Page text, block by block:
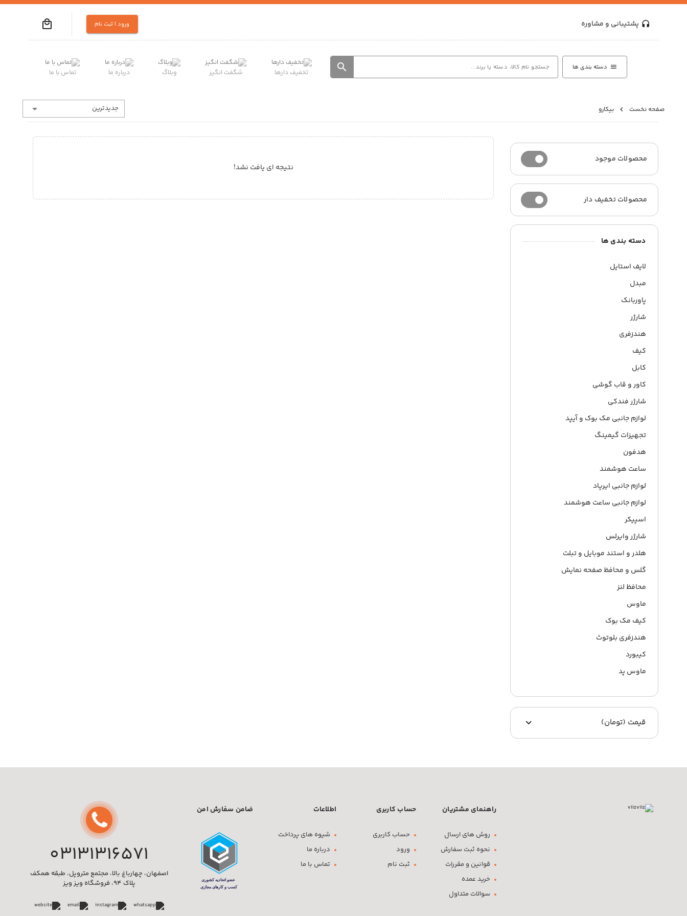
پشتیبانی و مشاوره ورود | ثبت نام
دسته بندی ها
تخفیف دارها شگفت انگیز وبلاگ درباره ما تماس با ما
صفحه نخست بیکارو جدیدترین
محصولات موجود
محصولات تخفیف دار
دسته بندی ها
لایف استایل
مبدل
پاوربانک
شارژر
هندزفری
کیف
کابل
کاور و قاب گوشی
شارژر فندکی
لوازم جانبی مک بوک و آیپد
تجهیزات گیمینگ
هدفون
ساعت هوشمند
لوازم جانبی ایرپاد
لوازم جانبی ساعت هوشمند
اسپیکر
شارژر وایرلس
هلدر و استند موبایل و تبلت
گلس و محافظ صفحه نمایش
محافظ لنز
ماوس
کیف مک بوک
هندزفری بلوتوث
کیبورد
ماوس پد
قیمت (تومان)
نتیجه ای یافت نشد!
راهنمای مشتریان
روش های ارسال
نحوه ثبت سفارش
قوانین و مقررات
خرید عمده
سوالات متداول
حساب کاربری
حساب کاربری
ورود
ثبت نام
اطلاعات
شیوه های پرداخت
درباره ما
تماس با ما
ضامن سفارش امن
03131316571
اصفهان، چهارباغ بالا، مجتمع متروپل، طبقه همکف
پلاک 94، فروشگاه ویز ویز